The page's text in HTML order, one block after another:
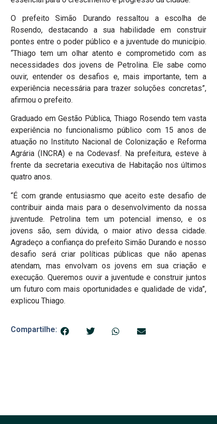
O prefeito Simão Durando ressaltou a escolha de
Rosendo, destacando a sua habilidade em construir
pontes entre o poder público e a juventude do município.
“Thiago tem um olhar atento e comprometido com as
necessidades dos jovens de Petrolina. Ele sabe como
ouvir, entender os desafios e, mais importante, tem a
experiência necessária para trazer soluções concretas”,
afirmou o prefeito.
Graduado em Gestão Pública, Thiago Rosendo tem vasta
experiência no funcionalismo público com 15 anos de
atuação no Instituto Nacional de Colonização e Reforma
Agrária (INCRA) e na Codevasf. Na prefeitura, esteve à
frente da secretaria executiva de Habitação nos últimos
quatro anos.
“É com grande entusiasmo que aceito este desafio de
contribuir ainda mais para o desenvolvimento da nossa
juventude. Petrolina tem um potencial imenso, e os
jovens são, sem dúvida, o maior ativo dessa cidade.
Agradeço a confiança do prefeito Simão Durando e nosso
desafio será criar políticas públicas que não apenas
atendam, mas envolvam os jovens em sua criação e
execução. Queremos ouvir a juventude e construir juntos
um futuro com mais oportunidades e qualidade de vida”,
explicou Thiago.
Compartilhe: